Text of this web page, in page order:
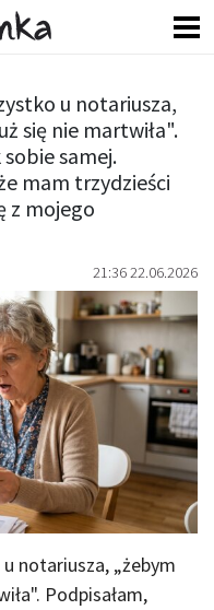
u notariusza,
się nie martwiła".
samej.
mam trzydzieści
z mojego
21:36 22.06.2026
notariusza, „żebym
Podpisałam,